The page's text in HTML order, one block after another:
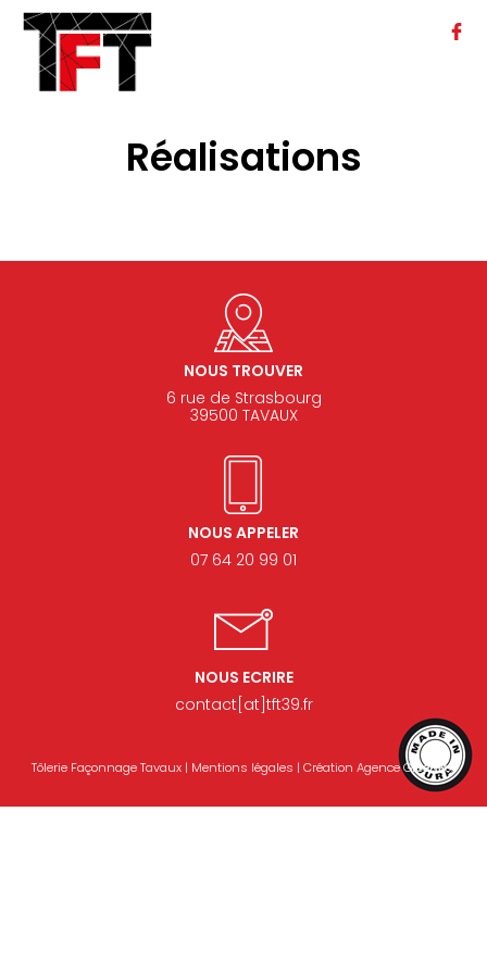
Réalisations
NOUS TROUVER
6 rue de Strasbourg
39500 TAVAUX
NOUS APPELER
07 64 20 99 01
NOUS ECRIRE
contact[at]tft39.fr
Tôlerie Façonnage Tavaux | Mentions légales | Création Agence GreenBox